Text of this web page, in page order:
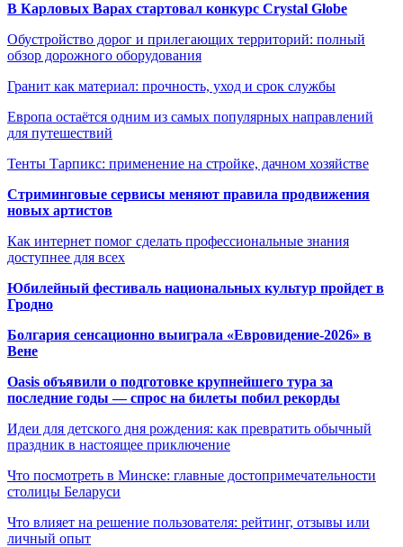
В Карловых Варах стартовал конкурс Crystal Globe
Обустройство дорог и прилегающих территорий: полный
обзор дорожного оборудования
Гранит как материал: прочность, уход и срок службы
Европа остаётся одним из самых популярных направлений
для путешествий
Тенты Тарпикс: применение на стройке, дачном хозяйстве
Стриминговые сервисы меняют правила продвижения
новых артистов
Как интернет помог сделать профессиональные знания
доступнее для всех
Юбилейный фестиваль национальных культур пройдет в
Гродно
Болгария сенсационно выиграла «Евровидение-2026» в
Вене
Oasis объявили о подготовке крупнейшего тура за
последние годы — спрос на билеты побил рекорды
Идеи для детского дня рождения: как превратить обычный
праздник в настоящее приключение
Что посмотреть в Минске: главные достопримечательности
столицы Беларуси
Что влияет на решение пользователя: рейтинг, отзывы или
личный опыт